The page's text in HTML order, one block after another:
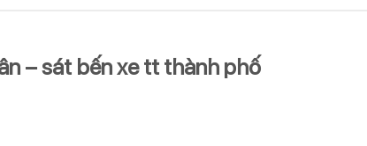
– sát bến xe tt thành phố